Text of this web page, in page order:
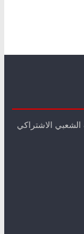
الاشتراكي